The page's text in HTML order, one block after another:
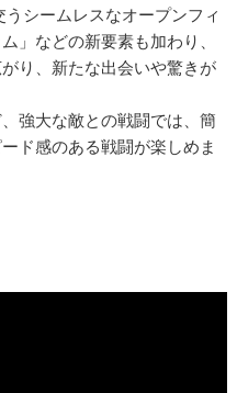
シームレスなオープンフィ
」などの新要素も加わり、
り、新たな出会いや驚きが
強大な敵との戦闘では、簡
ド感のある戦闘が楽しめま